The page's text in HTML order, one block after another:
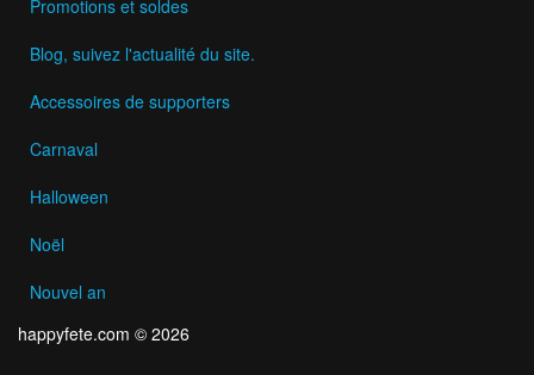
Promotions et soldes
Blog, suivez l'actualité du site.
Accessoires de supporters
Carnaval
Halloween
Noël
Nouvel an
happyfete.com © 2026